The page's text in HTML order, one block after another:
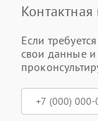
Если
свои данные и